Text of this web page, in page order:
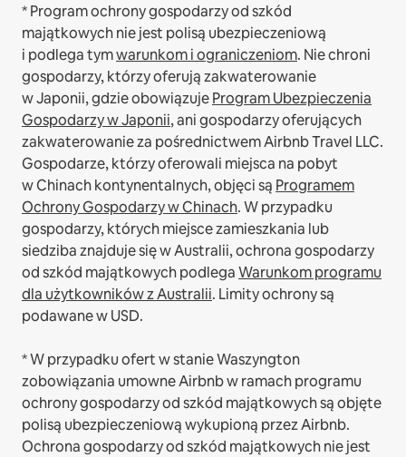
* Program ochrony gospodarzy od szkód
majątkowych nie jest polisą ubezpieczeniową
i podlega tymwarunkom i ograniczeniom. Nie chroni
gospodarzy, którzy oferują zakwaterowanie
w Japonii, gdzie obowiązujeProgram Ubezpieczenia
Gospodarzy w Japonii, ani gospodarzy oferujących
zakwaterowanie za pośrednictwem Airbnb Travel LLC.
Gospodarze, którzy oferowali miejsca na pobyt
w Chinach kontynentalnych, objęci są Programem
Ochrony Gospodarzy w Chinach.W przypadku
gospodarzy, których miejsce zamieszkania lub
siedziba znajduje się w Australii, ochrona gospodarzy
od szkód majątkowych podlegaWarunkom programu
dla użytkowników z Australii. Limity ochrony są
podawane w USD.
* W przypadku ofert w stanie Waszyngton
zobowiązania umowne Airbnb w ramach programu
ochrony gospodarzy od szkód majątkowych są objęte
polisą ubezpieczeniową wykupioną przez Airbnb.
Ochrona gospodarzy od szkód majątkowych nie jest